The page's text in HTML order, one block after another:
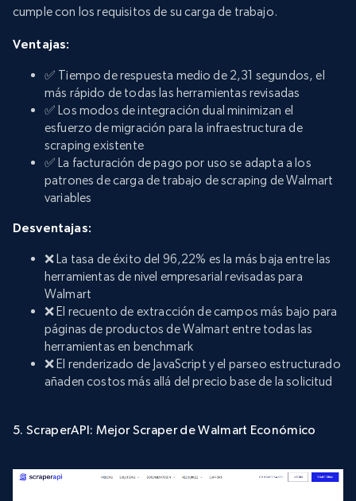
cumple con los requisitos de su carga de trabajo.
Ventajas:
✅ Tiempo de respuesta medio de 2,31 segundos, el
más rápido de todas las herramientas revisadas
✅ Los modos de integración dual minimizan el
esfuerzo de migración para la infraestructura de
scraping existente
✅ La facturación de pago por uso se adapta a los
patrones de carga de trabajo de scraping de Walmart
variables
Desventajas:
❌ La tasa de éxito del 96,22% es la más baja entre las
herramientas de nivel empresarial revisadas para
Walmart
❌ El recuento de extracción de campos más bajo para
páginas de productos de Walmart entre todas las
herramientas en benchmark
❌ El renderizado de JavaScript y el parseo estructurado
añaden costos más allá del precio base de la solicitud
5. ScraperAPI: Mejor Scraper de Walmart Económico